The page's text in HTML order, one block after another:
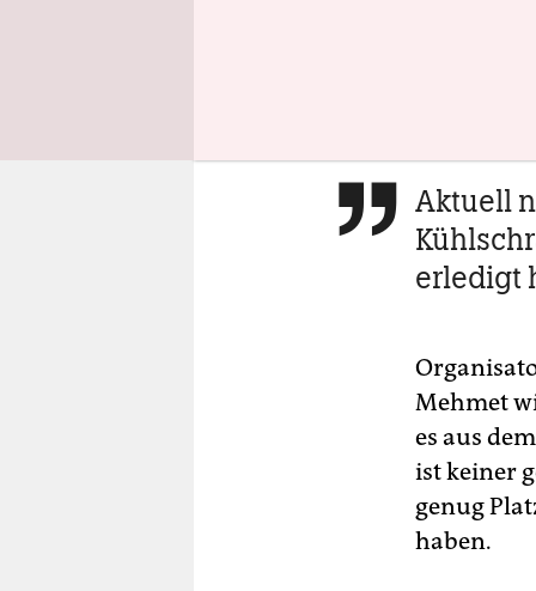
Kutte
 Aktuell
erledigt
Mehmet
es aus
ist keiner
genug
haben.